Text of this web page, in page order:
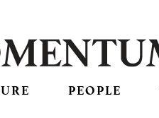
PEOPLE